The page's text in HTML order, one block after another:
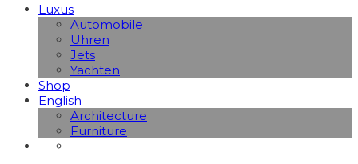
Luxus
Automobile
Uhren
Jets
Yachten
Shop
English
Architecture
Furniture